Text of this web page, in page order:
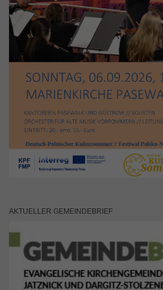
AKTUELLER GEMEINDEBRIEF